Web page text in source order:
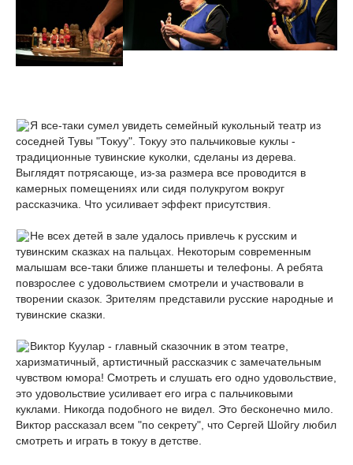
Я все-таки сумел увидеть семейный кукольный театр из
соседней Тувы "Токуу". Токуу это пальчиковые куклы -
традиционные тувинские куколки, сделаны из дерева.
Выглядят потрясающе, из-за размера все проводится в
камерных помещениях или сидя полукругом вокруг
рассказчика. Что усиливает эффект присутствия.
Не всех детей в зале удалось привлечь к русским и
тувинским сказках на пальцах. Некоторым современным
малышам все-таки ближе планшеты и телефоны. А ребята
повзрослее с удовольствием смотрели и участвовали в
творении сказок. Зрителям представили русские народные и
тувинские сказки.
Виктор Куулар - главный сказочник в этом театре,
харизматичный, артистичный рассказчик с замечательным
чувством юмора! Смотреть и слушать его одно удовольствие,
это удовольствие усиливает его игра с пальчиковыми
куклами. Никогда подобного не видел. Это бесконечно мило.
Виктор рассказал всем "по секрету", что Сергей Шойгу любил
смотреть и играть в токуу в детстве.